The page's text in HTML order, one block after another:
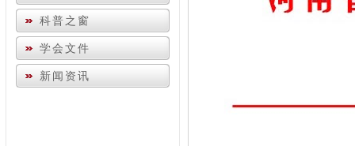
科普之窗
学会文件
新闻资讯